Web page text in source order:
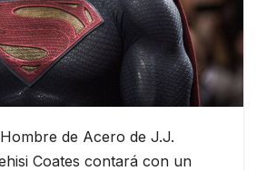
de Acero de J.J.
Coates contará con un